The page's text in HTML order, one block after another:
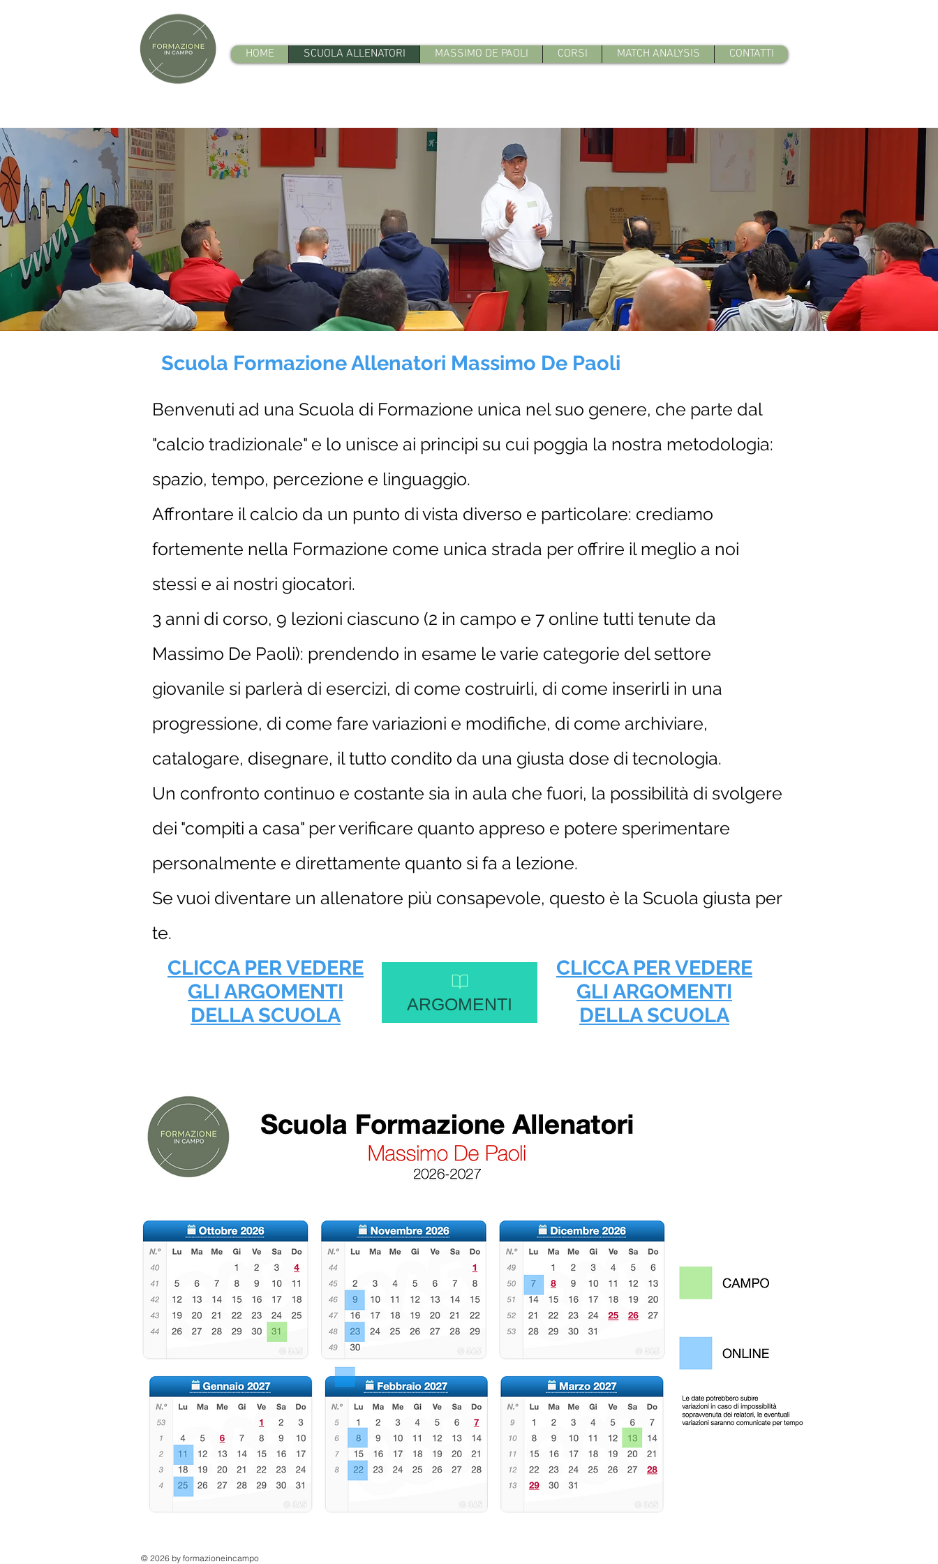
HOME SCUOLA ALLENATORI MASSIMO DE PAOLI CORSI MATCH ANALYSIS CONTATTI
Scuola Formazione Allenatori Massimo De Paoli
Benvenuti ad una Scuola di Formazione unica nel suo genere, che parte dal
"calcio tradizionale" e lo unisce ai principi su cui poggia la nostra metodologia:
spazio, tempo, percezione e linguaggio.
Affrontare il calcio da un punto di vista diverso e particolare: crediamo
fortemente nella Formazione come unica strada per offrire il meglio a noi
stessi e ai nostri giocatori.
3 anni di corso, 9 lezioni ciascuno (2 in campo e 7 online tutti tenute da
Massimo De Paoli): prendendo in esame le varie categorie del settore
giovanile si parlerà di esercizi, di come costruirli, di come inserirli in una
progressione, di come fare variazioni e modifiche, di come archiviare,
catalogare, disegnare, il tutto condito da una giusta dose di tecnologia.
Un confronto continuo e costante sia in aula che fuori, la possibilità di svolgere
dei "compiti a casa" per verificare quanto appreso e potere sperimentare
personalmente e direttamente quanto si fa a lezione.
Se vuoi diventare un allenatore più consapevole, questo è la Scuola giusta per
te.
CLICCA PER VEDERE
GLI ARGOMENTI
DELLA SCUOLA
ARGOMENTI
CLICCA PER VEDERE
GLI ARGOMENTI
DELLA SCUOLA
Date della scuola
© 2026 by formazioneincampo